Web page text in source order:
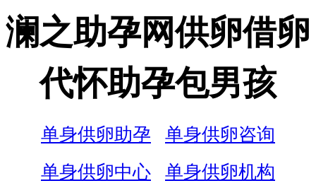
澜之助孕网供卵借卵
代怀助孕包男孩
单身供卵助孕
单身供卵咨询
单身供卵中心
单身供卵机构